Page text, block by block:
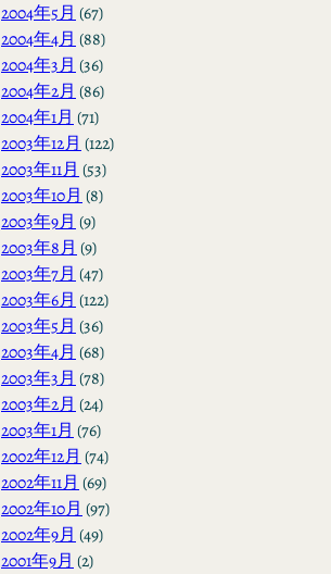
2004年5月 (67)
2004年4月 (88)
2004年3月 (36)
2004年2月 (86)
2004年1月 (71)
2003年12月 (122)
2003年11月 (53)
2003年10月 (8)
2003年9月 (9)
2003年8月 (9)
2003年7月 (47)
2003年6月 (122)
2003年5月 (36)
2003年4月 (68)
2003年3月 (78)
2003年2月 (24)
2003年1月 (76)
2002年12月 (74)
2002年11月 (69)
2002年10月 (97)
2002年9月 (49)
2001年9月 (2)